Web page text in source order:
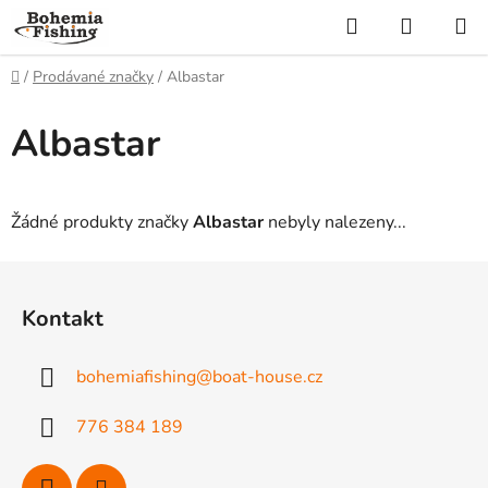
Přejít
na
obsah
Hledat
KOŠÍK
Domů
/ Prodávané značky / Albastar
Albastar
Žádné produkty značkyAlbastar nebyly nalezeny...
Kontakt
bohemiafishing@boat-house.cz
776 384 189